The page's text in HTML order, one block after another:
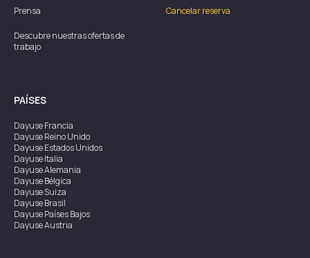
Prensa
Descubre nuestras ofertas de
trabajo
Cancelar reserva
PAÍSES
DayuseFrancia
DayuseReino Unido
DayuseEstados Unidos
DayuseItalia
DayuseAlemania
DayuseBélgica
DayuseSuiza
DayuseBrasil
DayusePaíses Bajos
DayuseAustria